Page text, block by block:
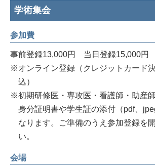
学術集会
参加費
事前登録13,000円 当日登録15,000円
※オンライン登録（クレジットカード
込）
※初期研修医・専攻医・看護師・助産
身分証明書や学生証の添付（pdf、
なります。ご準備のうえ参加登録を
い。
会場